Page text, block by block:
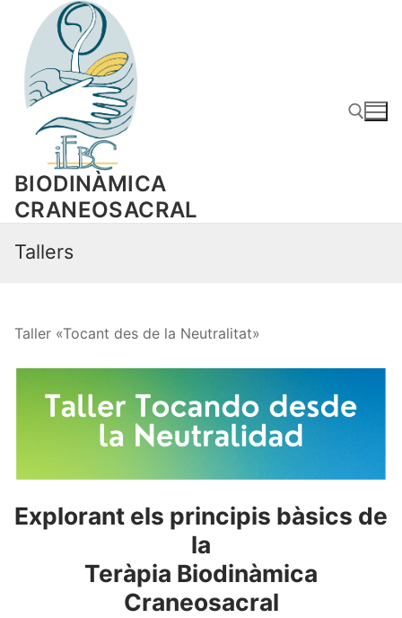
content
BIODINÀMICA
CRANEOSACRAL
Tallers
Taller «Tocant des de la Neutralitat»
Explorant els principis bàsics de
la
Teràpia Biodinàmica
Craneosacral